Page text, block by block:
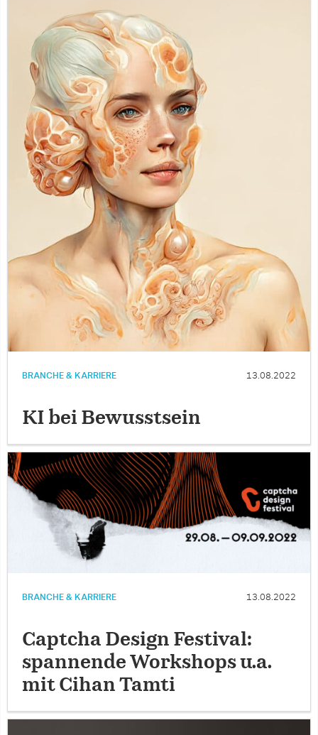
BRANCHE & KARRIERE 13.08.2022
KI bei Bewusstsein
BRANCHE & KARRIERE 13.08.2022
Captcha Design Festival:
spannende Workshops u.a.
mit Cihan Tamti